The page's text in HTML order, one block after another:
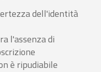
dell'identità
l'assenza di
è ripudiabile